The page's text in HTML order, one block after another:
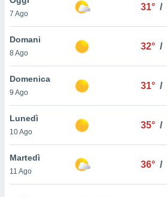
è
al sito
di
ci
di
il
un
la
7 Ago
31° /
Domani
8 Ago
32° /
Domenica
9 Ago
31° /
Lunedì
10 Ago
35° /
Martedì
11 Ago
36° /